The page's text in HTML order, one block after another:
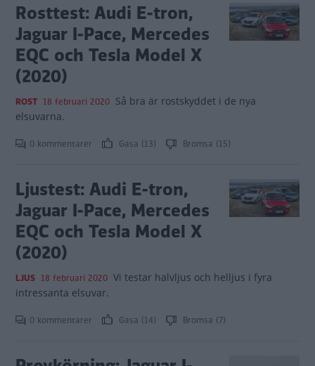
Rosttest: Audi E-tron,
Jaguar I-Pace, Mercedes
EQC och Tesla Model X
(2020)
ROST 18 februari 2020 Så bra är rostskyddet i de nya
elsuvarna.
0 kommentarer Gasa (13) Bromsa (15)
Ljustest: Audi E-tron,
Jaguar I-Pace, Mercedes
EQC och Tesla Model X
(2020)
LJUS 18 februari 2020 Vi testar halvljus och helljus i fyra
intressanta elsuvar.
0 kommentarer Gasa (14) Bromsa (7)